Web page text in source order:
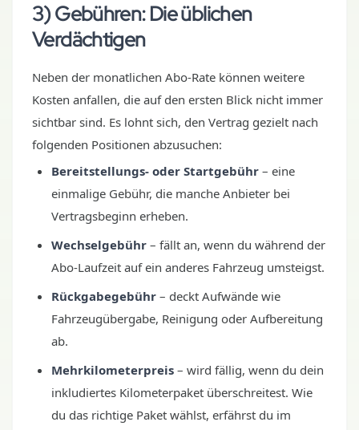
3) Gebühren: Die üblichen
Verdächtigen
Neben der monatlichen Abo-Rate können weitere
Kosten anfallen, die auf den ersten Blick nicht immer
sichtbar sind. Es lohnt sich, den Vertrag gezielt nach
folgenden Positionen abzusuchen:
Bereitstellungs- oder Startgebühr – eine
einmalige Gebühr, die manche Anbieter bei
Vertragsbeginn erheben.
Wechselgebühr – fällt an, wenn du während der
Abo-Laufzeit auf ein anderes Fahrzeug umsteigst.
Rückgabegebühr – deckt Aufwände wie
Fahrzeugübergabe, Reinigung oder Aufbereitung
ab.
Mehrkilometerpreis – wird fällig, wenn du dein
inkludiertes Kilometerpaket überschreitest. Wie
du das richtige Paket wählst, erfährst du im